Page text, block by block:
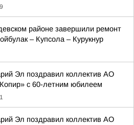
районе завершили ремонт
– Купсола – Курукнур
Эл поздравил коллектив АО
с 60-летним юбилеем
Эл поздравил коллектив АО